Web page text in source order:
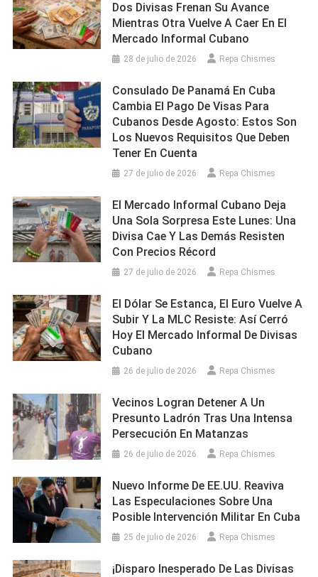
Dos Divisas Frenan Su Avance
Mientras Otra Vuelve A Caer En El
Mercado Informal Cubano
28 de julio de 2026 Repa Chismes
Consulado De Panamá En Cuba
Cambia El Pago De Visas Para
Cubanos Desde Agosto: Estos Son
Los Nuevos Requisitos Que Deben
Tener En Cuenta
27 de julio de 2026 Repa Chismes
El Mercado Informal Cubano Deja
Una Sola Sorpresa Este Lunes: Una
Divisa Cae Y Las Demás Resisten
Con Precios Récord
27 de julio de 2026 Repa Chismes
El Dólar Se Estanca, El Euro Vuelve A
Subir Y La MLC Resiste: Así Cerró
Hoy El Mercado Informal De Divisas
Cubano
26 de julio de 2026 Repa Chismes
Vecinos Logran Detener A Un
Presunto Ladrón Tras Una Intensa
Persecución En Matanzas
26 de julio de 2026 Repa Chismes
Nuevo Informe De EE.UU. Reaviva
Las Especulaciones Sobre Una
Posible Intervención Militar En Cuba
25 de julio de 2026 Repa Chismes
¡Disparo Inesperado De Las Divisas